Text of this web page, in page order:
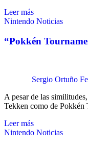
Leer más
Nintendo Noticias
“Pokkén
Sergio Ortuño
A pesar de las
Tekken como de
Leer más
Nintendo Noticias